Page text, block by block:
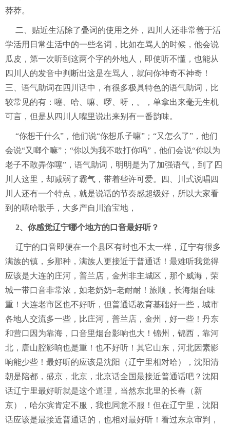
莽莽。
二、贴近生活除了叠词的使用之外，四川人还非常善于活
学活用日常生活中的一些名词，比如在骂人的时候，他会说
瓜皮，第一次听到这两个字的外地人，即使听不懂，也能从
四川人的发音中判断出这是在骂人，就问你神奇不神奇！
三、语气助词在四川话中，有很多极具特色的语气助词，比
较常见的有：噻、哈、嘛、啰、呀，。，单拿出来毫无生机
可言，但是从四川人嘴里说出来别有一番韵味。
“你想干什么”，他们说“你想爪子嘛”；“又怎么了”，他们
会说“又啷个嘛”；“你以为我不敢打你吗”，他们会说“你以为
老子不敢弄你噻”，语气助词，明明是为了加强语气，到了四
川人这里，却减弱了霸气，带着些许可爱。四、川式说唱四
川人还有一个特点，就是说话的节奏感超级好，所以大家看
到的嘻哈歌手，大多产自川渝宝地，
2、你感觉辽宁哪个地方的口音最好听？
辽宁的口音即便在一个县区有时也不太一样，辽宁有很多
满族的镇，乡那种，满族人更接近于普通话！最难听我觉得
应该是大连的庄河，普兰店，金州非主城区，那个威海，荣
城一带口音非常浓，如老奶奶=老耐耐！旅顺，长海烟台味
重！大连老市区也不好听，但普通话教育基础好一些，城市
各地人交流多一些，比庄河，普兰店，金州，好一些！丹东
和营口因为靠海，口音里烟台影响也大！锦州，锦西，靠河
北，唐山腔影响也是重！也不好听！其它山东，河北因素影
响能少些！最好听的应该是沈阳（辽宁里相对哈），沈阳清
朝是陪都，盛京，北京，北京话全国最接近普通话吧？沈阳
话辽宁里最好听就是这个道理，当然东北里的长春（新
京），哈尔滨肯定不服，我也同意不服！但在辽宁里，沈阳
话应该是最接近普通话的，也相对最好听！看过东京审判，